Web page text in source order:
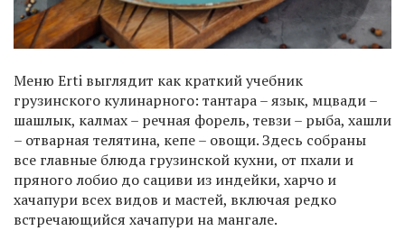
Меню Erti выглядит как краткий учебник
грузинского кулинарного: тантара – язык, мцвади –
шашлык, калмах – речная форель, тевзи – рыба, хашли
– отварная телятина, кепе – овощи. Здесь собраны
все главные блюда грузинской кухни, от пхали и
пряного лобио до сациви из индейки, харчо и
хачапури всех видов и мастей, включая редко
встречающийся хачапури на мангале.